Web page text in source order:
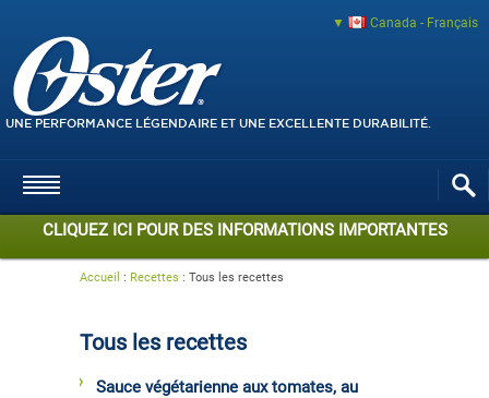
Canada - Français
UNE PERFORMANCE LÉGENDAIRE ET UNE EXCELLENTE DURABILITÉ.
CLIQUEZ ICI POUR DES INFORMATIONS IMPORTANTES
Accueil : Recettes : Tous les recettes
Tous les recettes
Sauce végétarienne aux tomates, au